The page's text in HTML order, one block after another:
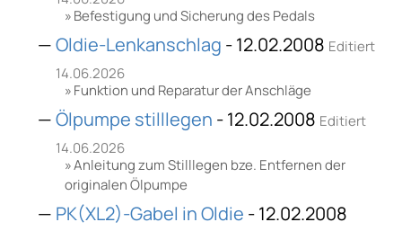
Befestigung und Sicherung des Pedals
Oldie-Lenkanschlag - 12.02.2008 Editiert
14.06.2026
Funktion und Reparatur der Anschläge
Ölpumpe stilllegen - 12.02.2008 Editiert
14.06.2026
Anleitung zum Stilllegen bze. Entfernen der
originalen Ölpumpe
PK(XL2)-Gabel in Oldie - 12.02.2008